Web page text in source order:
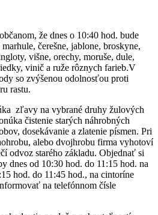
že dnes o 10:40 hod. bude
čerešne, jablone, broskyne,
višne, orechy, moruše, dule,
vinič a ruže rôznych farieb.V
so zvýšenou odolnosťou proti
rastu.
zľavy na vybrané druhy žulových
čistenie starých náhrobných
dosekávanie a zlatenie písmen. Pri
alebo dvojhrobu firma vyhotoví
odvoz starého základu. Objednať si
dnes od 10:30 hod. do 11:15 hod. na
hod. do 11:45 hod., na cintoríne
na telefónnom čísle